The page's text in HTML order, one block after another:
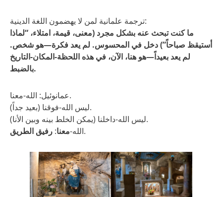
ترجمة علمانية لمن لا يهضمون اللغة الدينية:
ما كنت تبحث عنه بشكل مجرد (معنى، قيمة، امتلاء، “لماذا
أستيقظ صباحاً”) دخل في المحسوس. لم يعد فكرة—هو شخص.
لم يعد بعيداً—هو هنا، الآن، في هذه اللحظة-المكان-التاريخ
بالضبط.
عمانوئيل: الله-معنا.
ليس الله-فوقنا (بعيد جداً).
ليس الله-داخلنا (يمكن الخلط بينه وبين الأنا).
الله-معنا: رفيق الطريق .